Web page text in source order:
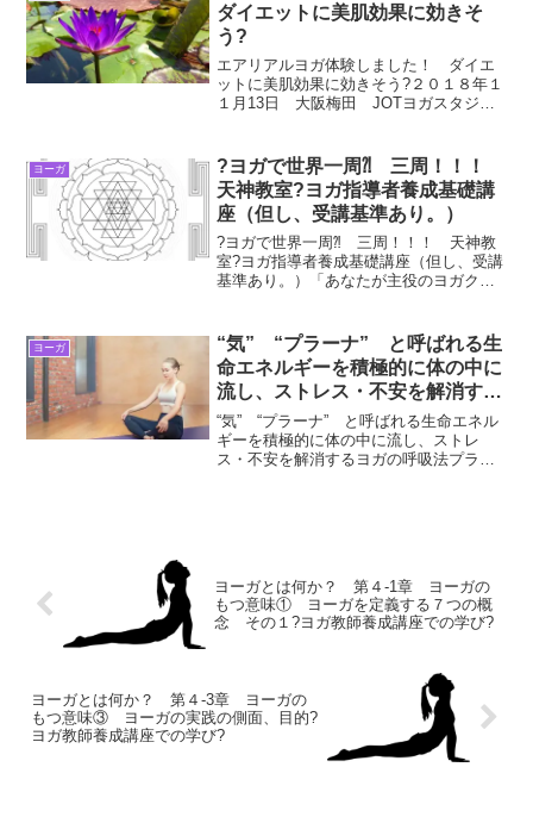
ダイエットに美肌効果に効きそ
う?
エアリアルヨガ体験しました！ ダイエ
ットに美肌効果に効きそう?２０１８年１
１月13日 大阪梅田 JOTヨガスタジオ
ヨガ体験しました！ ダイエットに美肌
効果に効きそう?...
ヨーガ
?ヨガで世界一周⁈ 三周！！！
天神教室?ヨガ指導者養成基礎講
座（但し、受講基準あり。）
?ヨガで世界一周⁈ 三周！！！ 天神教
室?ヨガ指導者養成基礎講座（但し、受講
基準あり。）「あなたが主役のヨガクラ
子様連れ、マタニィティ安全期の方もお
気軽にお越しくださ...
ヨーガ
“気” “プラーナ” と呼ばれる生
命エネルギーを積極的に体の中に
流し、ストレス・不安を解消する
ヨガの呼吸法プラーナヤーを通し
て、深いレベルで瞑想?神の口か
ら呼吸?
“気” “プラーナ” と呼ばれる生命エネル
ギーを積極的に体の中に流し、ストレ
ス・不安を解消するヨガの呼吸法プラー
ヨーガとは何か？ 第４-1章 ヨーガの
もつ意味① ヨーガを定義する７つの概
念 その１?ヨガ教師養成講座での学び?
ヨーガとは何か？ 第４-3章 ヨーガの
もつ意味③ ヨーガの実践の側面、目的?
ヨガ教師養成講座での学び?